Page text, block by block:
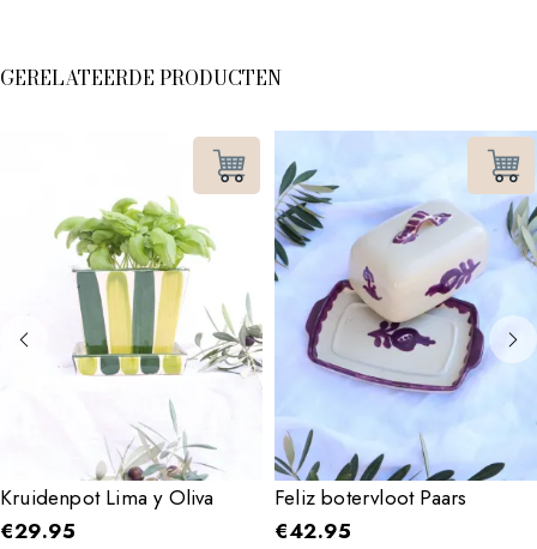
GERELATEERDE PRODUCTEN
Kruidenpot Lima y Oliva
€29.95
Feliz botervloot Paars
€42.95